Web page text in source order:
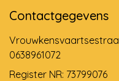
Contactgegevens
0638961072
Register NR: 73799076